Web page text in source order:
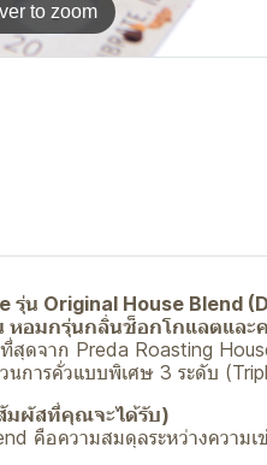
to zoom
รุ่น Original House Blend
อมกรุ่นกลิ่นช็อกโกแลตและค
ดจาก Preda Roasting
การคั่วแบบพิเศษ 3 ระดับ
มผัสที่คุณจะได้รับ)
คือความสมดุลระหว่างคว